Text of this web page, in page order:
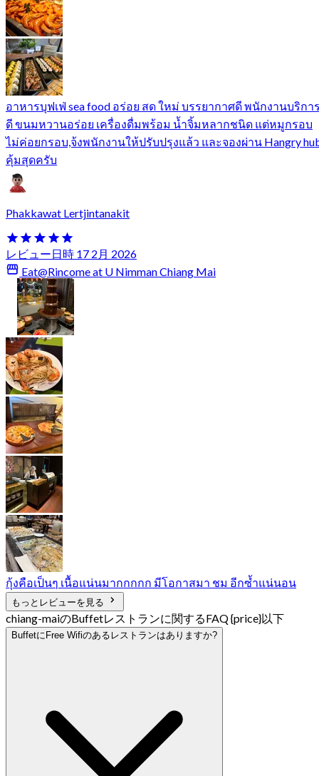
อาหารบุฟเฟ่ sea food อร่อย สด ใหม่ บรรยากาศดี พนักงานบริกา
ดี ขนมหวานอร่อย เครื่องดื่มพร้อม น้ำจิ้มหลากชนิด แต่หมูกรอบ
ไม่ค่อยกรอบ,จ้งพนักงานให้ปรับปรุงแล้ว และจองผ่าน Hangry
คุ้มสุดครับ
Phakkawat Lertjintanakit
レビュー日時 17 2月 2026
Eat@Rincome at U Nimman Chiang Mai
กุ้งคือเป็นๆ เนื้อแน่นมากกกกก มีโอกาสมา ชม อีกซ้ำแน่นอน
もっとレビューを見る
chiang-maiのBuffetレストランに関するFAQ {price}以下
BuffetにFree Wifiのあるレストランはありますか?